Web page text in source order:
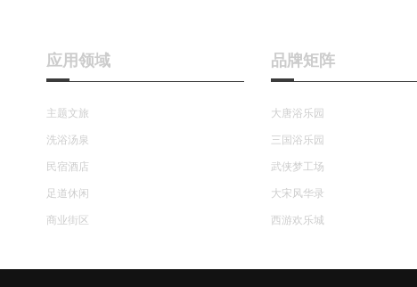
应用领域
主题文旅
洗浴汤泉
民宿酒店
足道休闲
商业街区
品牌矩阵
大唐浴乐园
三国浴乐园
武侠梦工场
大宋风华录
西游欢乐城